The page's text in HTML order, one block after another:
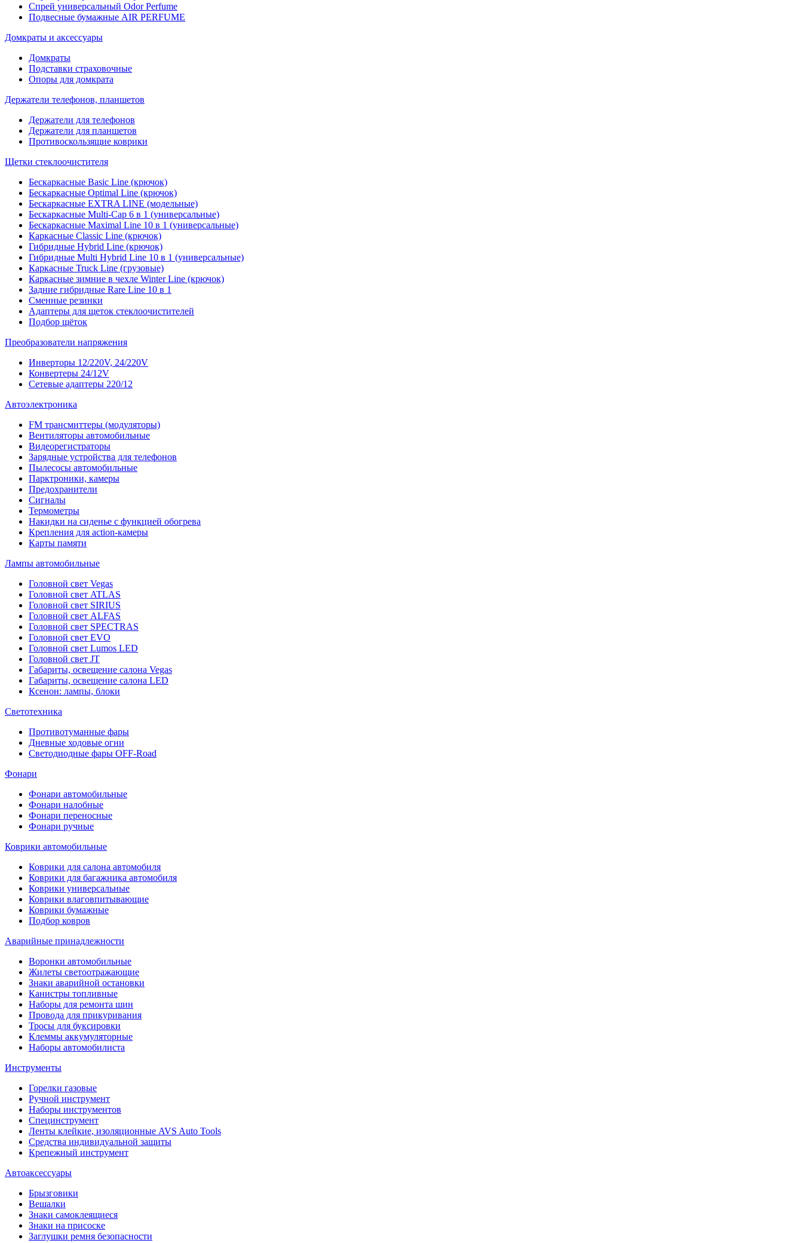
Спрей универсальный Odor Perfume
Подвесные бумажные AIR PERFUME
Домкраты и аксессуары
Домкраты
Подставки страховочные
Опоры для домкрата
Держатели телефонов, планшетов
Держатели для телефонов
Держатели для планшетов
Противоскользящие коврики
Щетки стеклоочистителя
Бескаркасные Basic Line (крючок)
Бескаркасные Optimal Line (крючок)
Бескаркасные EXTRA LINE (модельные)
Бескаркасные Multi-Cap 6 в 1 (универсальные)
Бескаркасные Maximal Line 10 в 1 (универсальные)
Каркасные Classic Line (крючок)
Гибридные Hybrid Line (крючок)
Гибридные Multi Hybrid Line 10 в 1 (универсальные)
Каркасные Truck Line (грузовые)
Каркасные зимние в чехле Winter Line (крючок)
Задние гибридные Rare Line 10 в 1
Сменные резинки
Адаптеры для щеток стеклоочистителей
Подбор щёток
Преобразователи напряжения
Инверторы 12/220V, 24/220V
Конвертеры 24/12V
Сетевые адаптеры 220/12
Автоэлектроника
FM трансмиттеры (модуляторы)
Вентиляторы автомобильные
Видеорегистраторы
Зарядные устройства для телефонов
Пылесосы автомобильные
Парктроники, камеры
Предохранители
Сигналы
Термометры
Накидки на сиденье с функцией обогрева
Крепления для action-камеры
Карты памяти
Лампы автомобильные
Головной свет Vegas
Головной свет ATLAS
Головной свет SIRIUS
Головной свет ALFAS
Головной свет SPECTRAS
Головной свет EVO
Головной свет Lumos LED
Головной свет JT
Габариты, освещение салона Vegas
Габариты, освещение салона LED
Ксенон: лампы, блоки
Светотехника
Противотуманные фары
Дневные ходовые огни
Светодиодные фары OFF-Road
Фонари
Фонари автомобильные
Фонари налобные
Фонари переносные
Фонари ручные
Коврики автомобильные
Коврики для салона автомобиля
Коврики для багажника автомобиля
Коврики универсальные
Коврики влаговпитывающие
Коврики бумажные
Подбор ковров
Аварийные принадлежности
Воронки автомобильные
Жилеты светоотражающие
Знаки аварийной остановки
Канистры топливные
Наборы для ремонта шин
Провода для прикуривания
Тросы для буксировки
Клеммы аккумуляторные
Наборы автомобилиста
Инструменты
Горелки газовые
Ручной инструмент
Наборы инструментов
Специнструмент
Ленты клейкие, изоляционные AVS Auto Tools
Средства индивидуальной защиты
Крепежный инструмент
Автоаксессуары
Брызговики
Вешалки
Знаки самоклеящиеся
Знаки на присоске
Заглушки ремня безопасности